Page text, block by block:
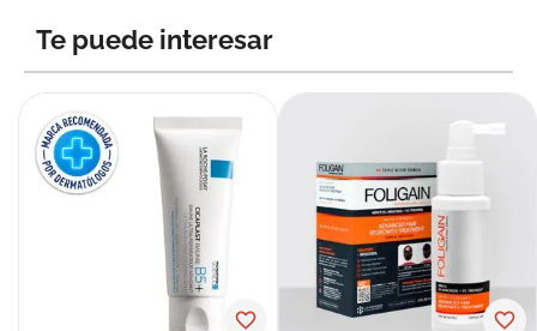
Te puede interesar
megacistin
10.pañales